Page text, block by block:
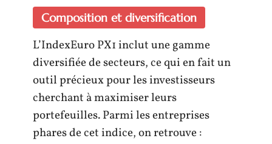
Composition et diversification
L’IndexEuro PX1 inclut une gamme
diversifiée de secteurs, ce qui en fait un
outil précieux pour les investisseurs
cherchant à maximiser leurs
portefeuilles. Parmi les entreprises
phares de cet indice, on retrouve :